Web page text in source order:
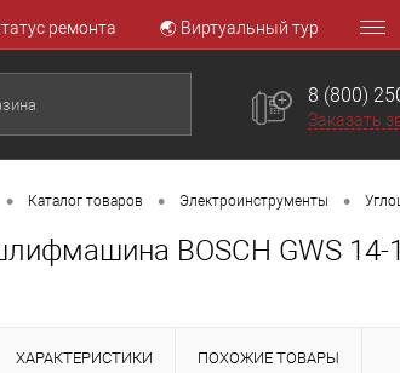
ремонта 🌏 Виртуальный тур
8 (800)
Заказать
• Каталог товаров • Электроинструменты •
BOSCH GWS 14-
ХАРАКТЕРИСТИКИ ПОХОЖИЕ ТОВАРЫ